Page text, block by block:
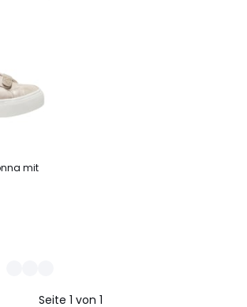
mit
Seite 1 von 1